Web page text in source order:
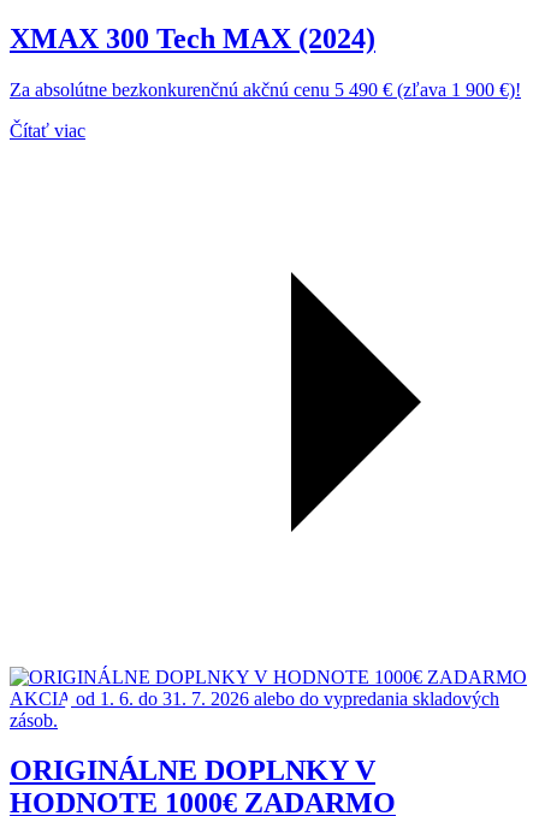
XMAX 300 Tech MAX (2024)
Za absolútne bezkonkurenčnú akčnú cenu 5 490 € (zľava 1 900 €)!
Čítať viac
AKCIA od 1. 6. do 31. 7. 2026 alebo do vypredania skladových
zásob.
ORIGINÁLNE DOPLNKY V
HODNOTE 1000€ ZADARMO